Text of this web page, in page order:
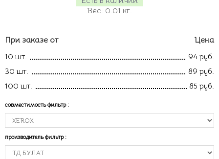
Вес: 0.01 кг.
При заказе от
Цена
10 шт.
94 руб.
30 шт.
89 руб.
100 шт.
85 руб.
совместимость фильтр :
производитель фильтр :